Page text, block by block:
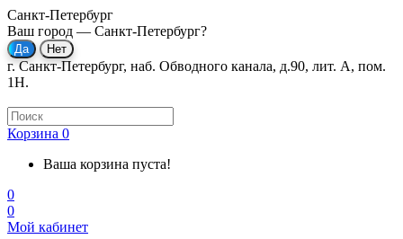
Санкт-Петербург
Ваш город — Санкт-Петербург?
г. Санкт-Петербург, наб. Обводного канала, д.90, лит. А, пом.
1Н.
Корзина 0
Ваша корзина пуста!
0
0
Мой кабинет